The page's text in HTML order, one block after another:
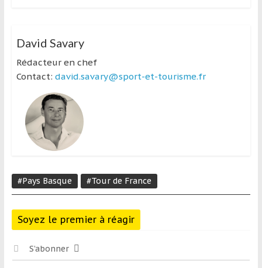
David Savary
Rédacteur en chef
Contact: david.savary@sport-et-tourisme.fr
#Pays Basque #Tour de France
Soyez le premier à réagir
S’abonner